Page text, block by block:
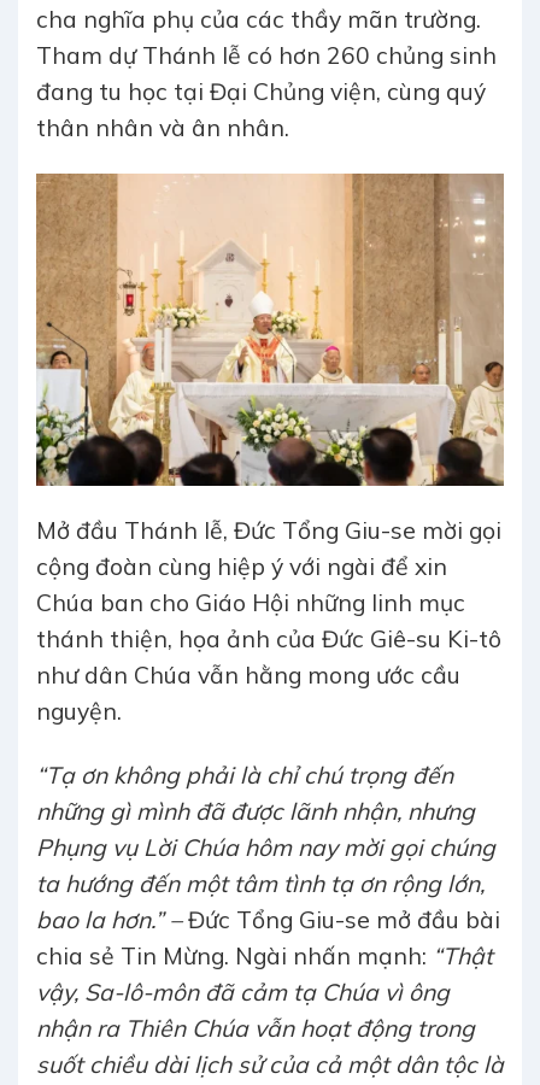
cha nghĩa phụ của các thầy mãn trường.
Tham dự Thánh lễ có hơn 260 chủng sinh
đang tu học tại Đại Chủng viện, cùng quý
thân nhân và ân nhân.
Mở đầu Thánh lễ, Đức Tổng Giu-se mời gọi
cộng đoàn cùng hiệp ý với ngài để xin
Chúa ban cho Giáo Hội những linh mục
thánh thiện, họa ảnh của Đức Giê-su Ki-tô
như dân Chúa vẫn hằng mong ước cầu
nguyện.
“Tạ ơn không phải là chỉ chú trọng đến
những gì mình đã được lãnh nhận, nhưng
Phụng vụ Lời Chúa hôm nay mời gọi chúng
ta hướng đến một tâm tình tạ ơn rộng lớn,
bao la hơn.” –Đức Tổng Giu-se mở đầu bài
chia sẻ Tin Mừng. Ngài nhấn mạnh: “Thật
vậy, Sa-lô-môn đã cảm tạ Chúa vì ông
nhận ra Thiên Chúa vẫn hoạt động trong
suốt chiều dài lịch sử của cả một dân tộc là